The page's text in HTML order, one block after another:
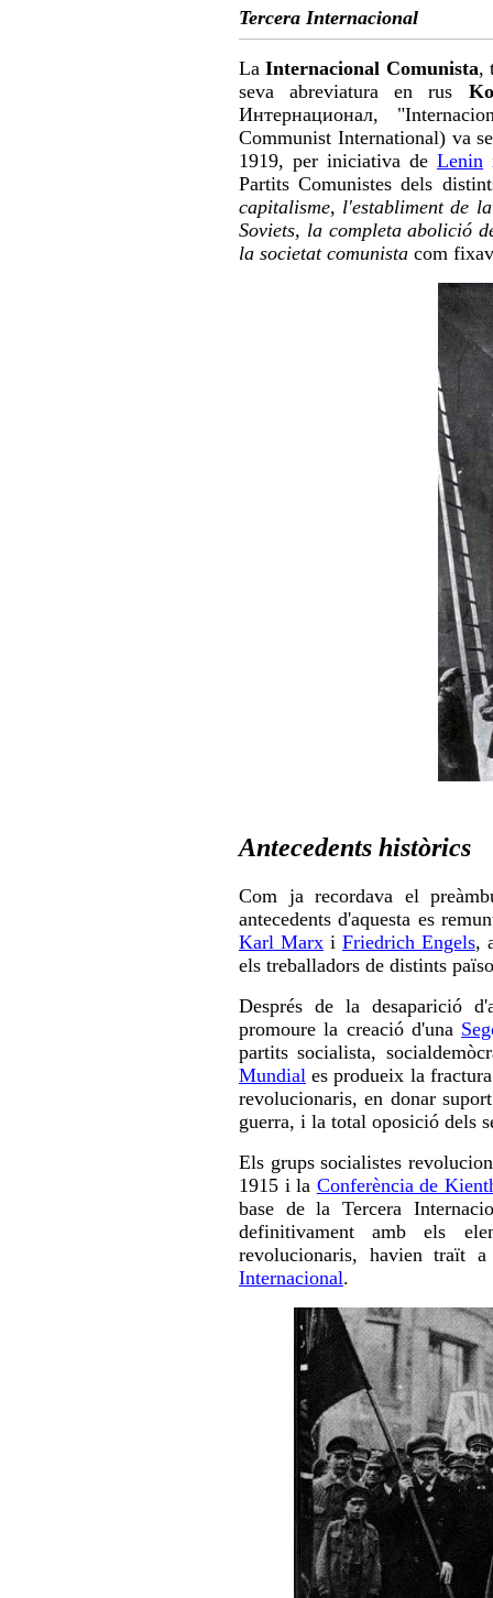
Tercera
LaInternacional Comunista,
seva abreviatura en rus
Интернационал,
Communist International) va
1919, per iniciativa de Lenin
Partits Comunistes dels
capitalisme, l'establiment de
Soviets, la completa abolició
la societat comunista com
Antecedents històrics
Com ja recordava el
antecedents d'aquesta es
Karl Marxi Friedrich Engels,
els treballadors de distints
Després de la desaparició
promoure la creació d'una
partits socialista,
Mundial es produeix la
revolucionaris, en donar
guerra, i la total oposició dels
Els grups socialistes
1915 i la Conferència de
base de la Tercera
definitivament amb els
revolucionaris, havien traït
Internacional.